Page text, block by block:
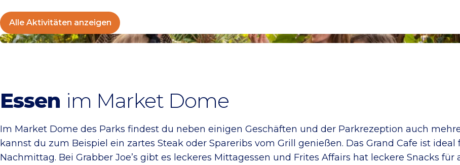
Alle Aktivitäten anzeigen
Essen & Trinken bei Center Parcs
Essen im Market Dome
Im Market Dome des Parks findest du neben einigen Geschäften und der Parkrezeption auch
kannst du zum Beispiel ein zartes Steak oder Spareribs vom Grill genießen. Das Grand Cafe ist
Nachmittag. Bei Grabber Joe’s gibt es leckeres Mittagessen und Frites Affairs hat leckere Snacks für